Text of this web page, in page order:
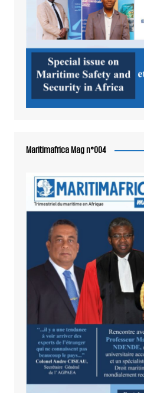
Maritimafrica Mag n°004